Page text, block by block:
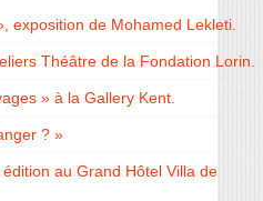
exposition de Mohamed Lekleti.
Théâtre de la Fondation Lorin.
» à la Gallery Kent.
? »
au Grand Hôtel Villa de